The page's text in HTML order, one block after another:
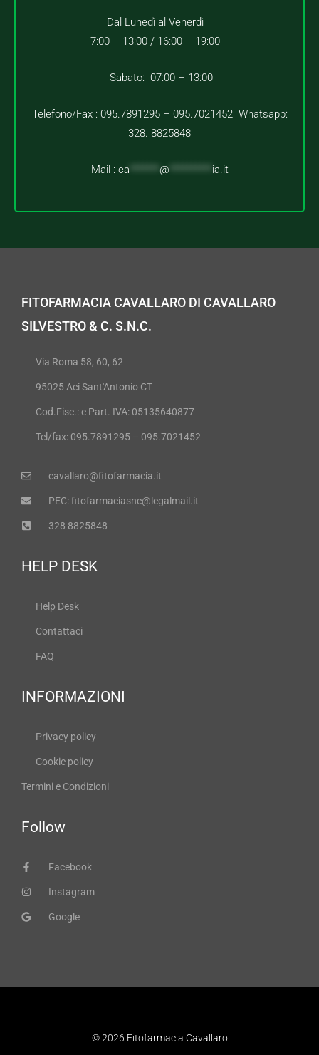
Dal Lunedì al Venerdì
7:00 – 13:00 / 16:00 – 19:00
Sabato: 07:00 – 13:00
Telefono/Fax : 095.7891295 – 095.7021452 Whatsapp:
328. 8825848
Mail : ca @ ia.it
FITOFARMACIA CAVALLARO DI CAVALLARO
SILVESTRO & C. S.N.C.
Via Roma 58, 60, 62
95025 Aci Sant'Antonio CT
Cod.Fisc.: e Part. IVA: 05135640877
Tel/fax: 095.7891295 – 095.7021452
cavallaro@fitofarmacia.it
PEC: fitofarmaciasnc@legalmail.it
328 8825848
HELP DESK
Help Desk
Contattaci
FAQ
INFORMAZIONI
Privacy policy
Cookie policy
Termini e Condizioni
Follow
Facebook
Instagram
Google
© 2026 Fitofarmacia Cavallaro